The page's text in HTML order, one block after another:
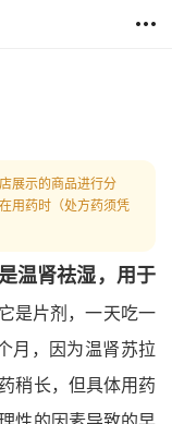
展示的商品进行分
用药时（处方药须凭
温肾祛湿，用于
它是片剂，一天吃一
月，因为温肾苏拉
稍长，但具体用药